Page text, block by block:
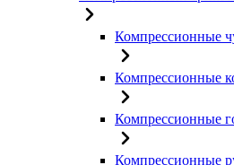
Компрессионные
Компрессионные
Компрессионные
Компрессионные